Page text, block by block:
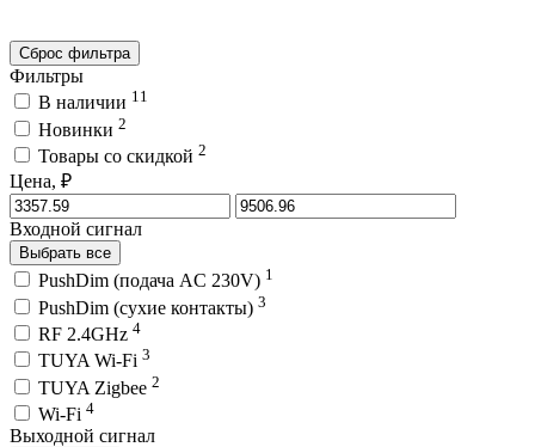
Сброс фильтра
Фильтры
В наличии 11
Новинки 2
Товары со скидкой 2
Цена, ₽
Входной сигнал
Выбрать все
PushDim (подача AC 230V) 1
PushDim (сухие контакты) 3
RF 2.4GHz 4
TUYA Wi-Fi 3
TUYA Zigbee 2
Wi-Fi 4
Выходной сигнал